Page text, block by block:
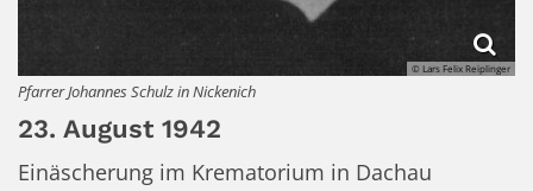
© Lars Felix Reiplinger
Pfarrer Johannes Schulz in Nickenich
23. August 1942
Einäscherung im Krematorium in Dachau